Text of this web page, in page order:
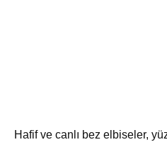
Hafif ve canlı bez elbiseler,